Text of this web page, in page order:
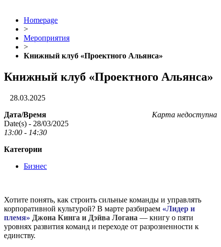
Homepage
>
Мероприятия
>
Книжный клуб «Проектного Альянса»
Книжный клуб «Проектного Альянса»
28.03.2025
Карта недоступна
Дата/Время
Date(s) - 28/03/2025
13:00 - 14:30
Категории
Бизнес
Хотите понять, как строить сильные команды и управлять
корпоративной культурой? В марте разбираем «Лидер и
племя» Джона Кинга и Дэйва Логана — книгу о пяти
уровнях развития команд и переходе от разрозненности к
единству.